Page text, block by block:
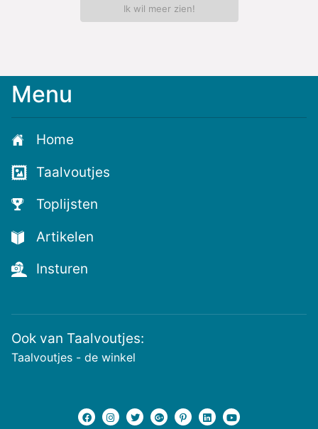
Ik wil meer zien!
Meld
voor
de
nieuwste
voutjes
en
de
voutste
nieuwtjes!
Menu
Home
Taalvoutjes
Toplijsten
Artikelen
Insturen
Ook van Taalvoutjes:
Taalvoutjes - de winkel